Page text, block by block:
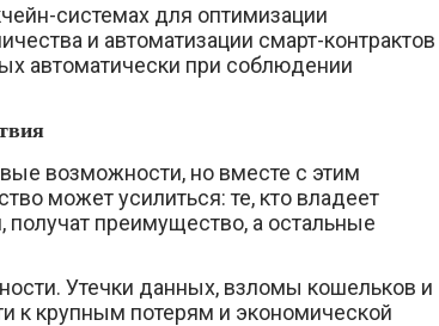
системах для оптимизации
и автоматизации смарт-контрактов
автоматически при соблюдении
возможности, но вместе с этим
может усилиться: те, кто владеет
преимущество, а остальные
Утечки данных, взломы кошельков и
к крупным потерям и экономической